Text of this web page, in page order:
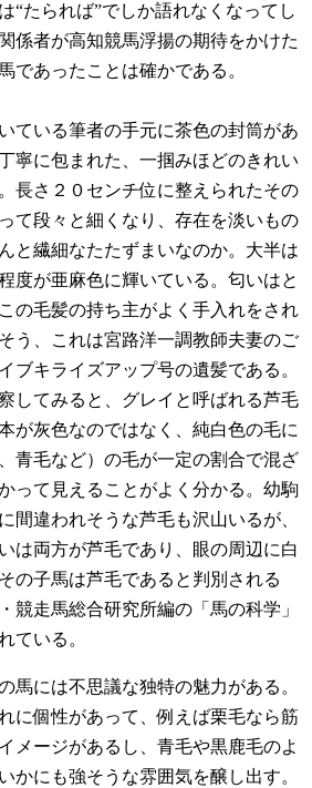
“たられば”でしか語れなくなってし
係者が高知競馬浮揚の期待をかけた
であったことは確かである。
ている筆者の手元に茶色の封筒があ
寧に包まれた、一掴みほどのきれい
長さ２０センチ位に整えられたその
て段々と細くなり、存在を淡いもの
と繊細なたたずまいなのか。大半は
度が亜麻色に輝いている。匂いはと
の毛髪の持ち主がよく手入れをされ
う、これは宮路洋一調教師夫妻のご
ブキライズアップ号の遺髪である。
してみると、グレイと呼ばれる芦毛
が灰色なのではなく、純白色の毛に
青毛など）の毛が一定の割合で混ざ
って見えることがよく分かる。幼駒
間違われそうな芦毛も沢山いるが、
は両方が芦毛であり、眼の周辺に白
の子馬は芦毛であると判別される
競走馬総合研究所編の「馬の科学」
ている。
馬には不思議な独特の魅力がある。
に個性があって、例えば栗毛なら筋
メージがあるし、青毛や黒鹿毛のよ
かにも強そうな雰囲気を醸し出す。